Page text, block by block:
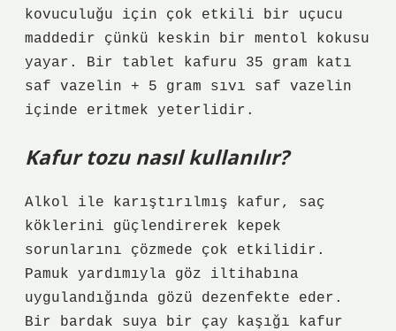
kovuculuğu için çok etkili bir uçucu
maddedir çünkü keskin bir mentol kokusu
yayar. Bir tablet kafuru 35 gram katı
saf vazelin + 5 gram sıvı saf vazelin
içinde eritmek yeterlidir.
Kafur tozu nasıl kullanılır?
Alkol ile karıştırılmış kafur, saç
köklerini güçlendirerek kepek
sorunlarını çözmede çok etkilidir.
Pamuk yardımıyla göz iltihabına
uygulandığında gözü dezenfekte eder.
Bir bardak suya bir çay kaşığı kafur